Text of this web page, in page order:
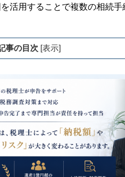
活用することで複数の相続
事の目次 [表示]